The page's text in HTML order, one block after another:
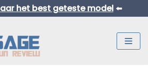
het best geteste model ⬅️